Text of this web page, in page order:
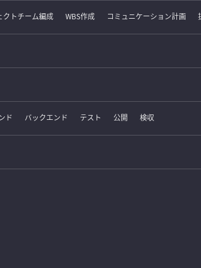
クトチーム編成 WBS作成 コミュニケーション計画
ド バックエンド テスト 公開 検収